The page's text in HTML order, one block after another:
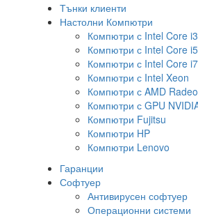
Тънки клиенти
Настолни Компютри
Компютри с Intel Core i3
Компютри с Intel Core i5
Компютри с Intel Core i7
Компютри с Intel Xeon
Компютри с AMD
Компютри с GPU
Компютри Fujitsu
Компютри HP
Компютри Lenovo
Гаранции
Софтуер
Антивирусен софтуер
Операционни системи